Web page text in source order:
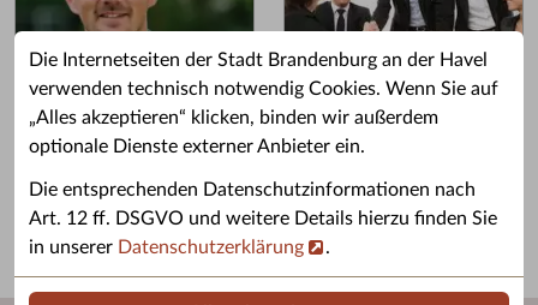
Die Internetseiten der Stadt Brandenburg an der Havel
verwenden technisch notwendig Cookies. Wenn Sie auf
„Alles akzeptieren“ klicken, binden wir außerdem
optionale Dienste externer Anbieter ein.
Die entsprechenden Datenschutzinformationen nach
Art. 12 ff. DSGVO und weitere Details hierzu finden Sie
in unserer Datenschutzerklärung .
Grußwort des OB
Grußwort von Daniel Keip.
Stellenangebote
Stadtverwaltung.